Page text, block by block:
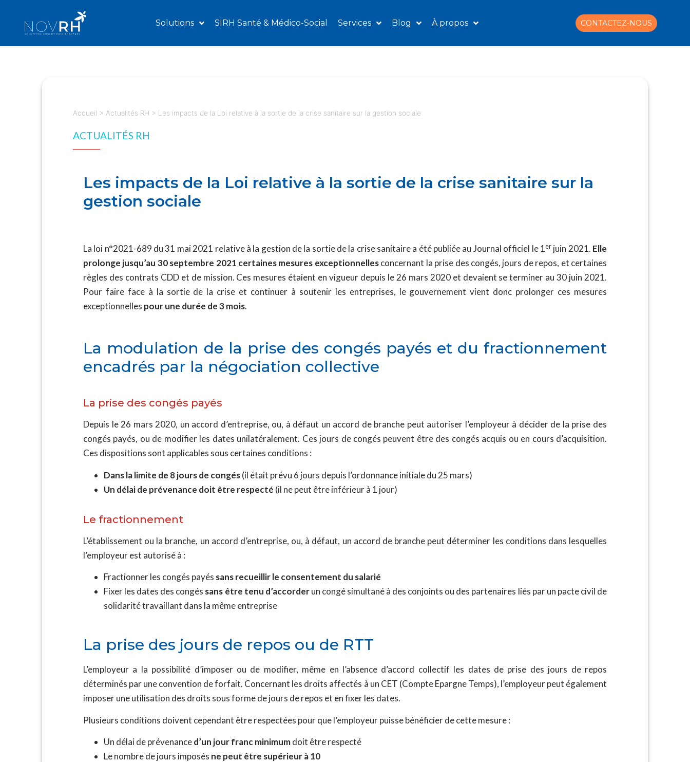
Solutions SIRH Santé & Médico-Social Services Blog À propos CONTACTEZ-NOUS
Accueil > Actualités RH > Les impacts de la Loi relative à la sortie de la crise sanitaire sur la gestion sociale
ACTUALITÉS RH
Les impacts de la Loi relative à la sortie de la crise sanitaire sur la
gestion sociale
La loi n°2021-689 du 31 mai 2021 relative à la gestion de la sortie de la crise sanitaire a été publiée au Journal officiel le 1erjuin 2021. Elle
prolonge jusqu’au 30 septembre 2021 certaines mesures exceptionnellesconcernant la prise des congés, jours de repos, et certaines
règles des contrats CDD et de mission. Ces mesures étaient en vigueur depuis le 26 mars 2020 et devaient se terminer au 30 juin 2021.
Pour faire face à la sortie de la crise et continuer à soutenir les entreprises, le gouvernement vient donc prolonger ces mesures
exceptionnelles pour une durée de 3 mois.
La modulation de la prise des congés payés et du fractionnement
encadrés par la négociation collective
La prise des congés payés
Depuis le 26 mars 2020, un accord d’entreprise, ou, à défaut un accord de branche peut autoriser l’employeur à décider de la prise des
congés payés, ou de modifier les dates unilatéralement. Ces jours de congés peuvent être des congés acquis ou en cours d’acquisition.
Ces dispositions sont applicables sous certaines conditions :
Dans la limite de 8 jours de congés(il était prévu 6 jours depuis l’ordonnance initiale du 25 mars)
Un délai de prévenance doit être respecté (il ne peut être inférieur à 1 jour)
Le fractionnement
L’établissement ou la branche, un accord d’entreprise, ou, à défaut, un accord de branche peut déterminer les conditions dans lesquelles
l’employeur est autorisé à :
Fractionner les congés payés sans recueillir le consentement du salarié
Fixer les dates des congés sans être tenu d’accorderun congé simultané à des conjoints ou des partenaires liés par un pacte civil de
solidarité travaillant dans la même entreprise
La prise des jours de repos ou de RTT
L’employeur a la possibilité d’imposer ou de modifier, même en l’absence d’accord collectif les dates de prise des jours de repos
déterminés par une convention de forfait. Concernant les droits affectés à un CET (Compte Epargne Temps), l’employeur peut également
imposer une utilisation des droits sous forme de jours de repos et en fixer les dates.
Plusieurs conditions doivent cependant être respectées pour que l’employeur puisse bénéficier de cette mesure :
Un délai de prévenanced’un jour franc minimumdoit être respecté
Le nombre de jours imposés ne peut être supérieur à 10